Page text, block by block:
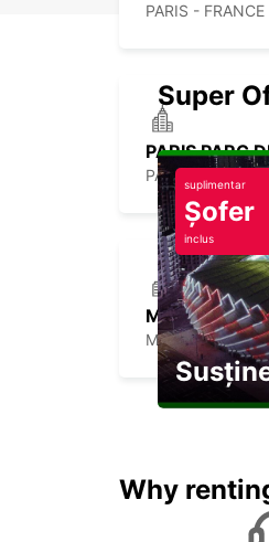
PARIS - FRANCE
PARIS PARC
PARIS - FRANCE
MAISONS
MAISONS
Super
suplimentar
Șofer
inclus
Why